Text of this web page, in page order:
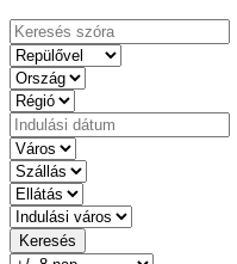
Keresés